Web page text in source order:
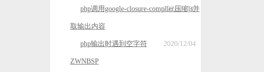
php调用google-closure-compiler压缩js并
取输出内容
2021/01/09
php输出时遇到空字符
ZWNBSP
2020/12/04